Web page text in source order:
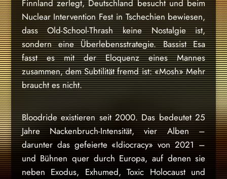
Finnland zerlegt, Deutschland besucht und beim
Nuclear Intervention Fest in Tschechien bewiesen,
dass Old-School-Thrash keine Nostalgie ist,
sondern eine Überlebensstrategie. Bassist Esa
fasst es mit der Eloquenz eines Mannes
zusammen, dem Subtilität fremd ist: «Mosh» Mehr
braucht es nicht.
Bloodride existieren seit 2000. Das bedeutet 25
Jahre Nackenbruch-Intensität, vier Alben –
darunter das gefeierte «Idiocracy» von 2021 –
und Bühnen quer durch Europa, auf denen sie
neben Exodus, Exhumed, Toxic Holocaust und